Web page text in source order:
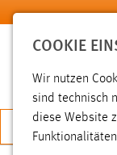
Zum Hauptinhalt
COOKIE
Wir nutzen
sind technisch
diese Website